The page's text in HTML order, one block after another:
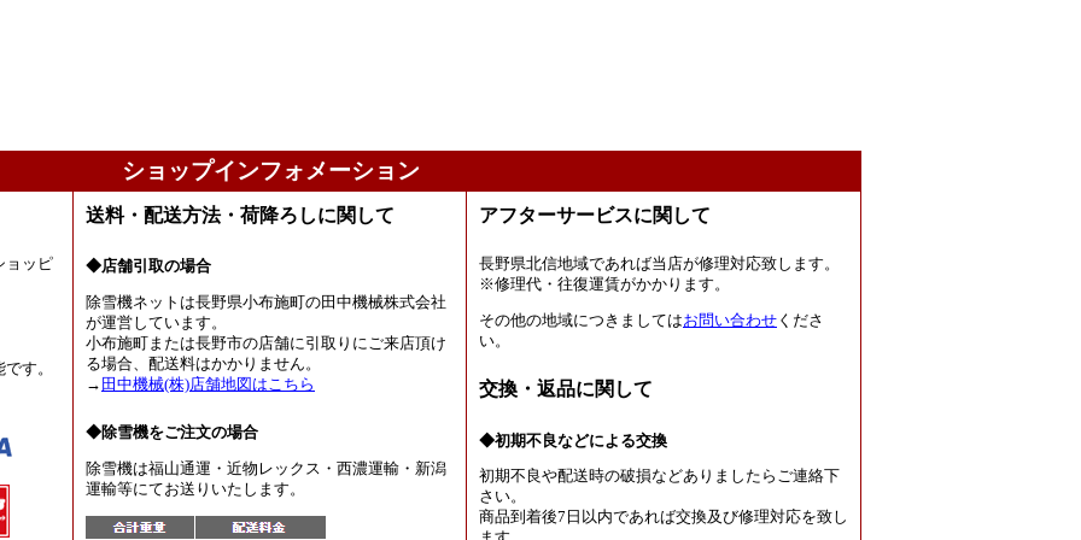
ショップインフォメーション
ョッピ
す。
送料・配送方法・荷降ろしに関して
◆店舗引取の場合
除雪機ネットは長野県小布施町の田中機械株式会社
が運営しています。
小布施町または長野市の店舗に引取りにご来店頂け
る場合、配送料はかかりません。
→ 田中機械(株)店舗地図はこちら
◆除雪機をご注文の場合
除雪機は福山通運・近物レックス・西濃運輸・新潟
運輸等にてお送りいたします。
アフターサービスに関して
長野県北信地域であれば当店が修理対応致します。
※修理代・往復運賃がかかります。
その他の地域につきましてはお問い合わせ くださ
い。
交換・返品に関して
◆初期不良などによる交換
初期不良や配送時の破損などありましたらご連絡下
さい。
商品到着後7日以内であれば交換及び修理対応を致し